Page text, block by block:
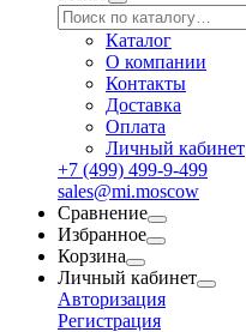
Каталог
О компании
Контакты
Доставка
Оплата
Личный кабинет
+7 (499) 499-9-499
sales@mi.moscow
Сравнение
Избранное
Корзина
Личный кабинет
Авторизация
Регистрация